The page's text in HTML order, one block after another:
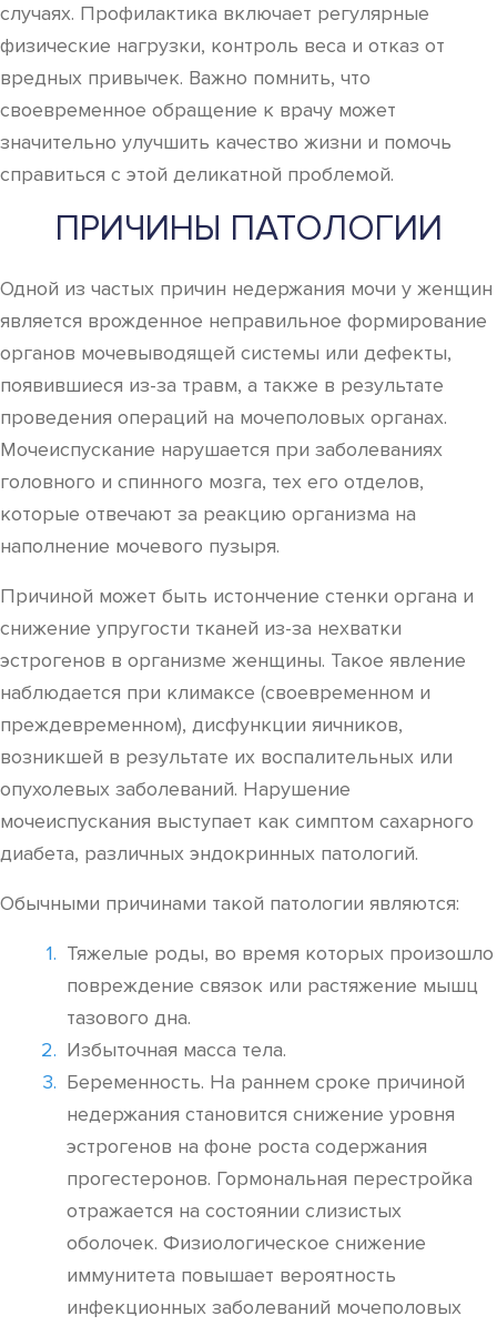
случаях. Профилактика включает регулярные
физические нагрузки, контроль веса и отказ от
вредных привычек. Важно помнить, что
своевременное обращение к врачу может
значительно улучшить качество жизни и помочь
справиться с этой деликатной проблемой.
ПРИЧИНЫ ПАТОЛОГИИ
Одной из частых причин недержания мочи у женщин
является врожденное неправильное формирование
органов мочевыводящей системы или дефекты,
появившиеся из-за травм, а также в результате
проведения операций на мочеполовых органах.
Мочеиспускание нарушается при заболеваниях
головного и спинного мозга, тех его отделов,
которые отвечают за реакцию организма на
наполнение мочевого пузыря.
Причиной может быть истончение стенки органа и
снижение упругости тканей из-за нехватки
эстрогенов в организме женщины. Такое явление
наблюдается при климаксе (своевременном и
преждевременном), дисфункции яичников,
возникшей в результате их воспалительных или
опухолевых заболеваний. Нарушение
мочеиспускания выступает как симптом сахарного
диабета, различных эндокринных патологий.
Обычными причинами такой патологии являются:
Тяжелые роды, во время которых произошло
повреждение связок или растяжение мышц
тазового дна.
Избыточная масса тела.
Беременность. На раннем сроке причиной
недержания становится снижение уровня
эстрогенов на фоне роста содержания
прогестеронов. Гормональная перестройка
отражается на состоянии слизистых
оболочек. Физиологическое снижение
иммунитета повышает вероятность
инфекционных заболеваний мочеполовых